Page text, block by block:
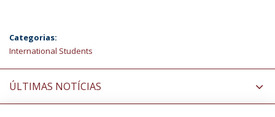
Categorias:
International Students
ÚLTIMAS NOTÍCIAS